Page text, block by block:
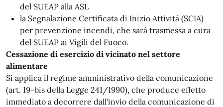
del SUEAP alla ASL
la Segnalazione Certificata di Inizio Attività (SCIA)
per prevenzione incendi, che sarà trasmessa a cura
del SUEAP ai Vigili del Fuoco.
Cessazione di esercizio di vicinato nel settore
alimentare
Si applica il regime amministrativo della comunicazione
(art. 19-bis della Legge 241/1990), che produce effetto
immediato a decorrere dall'invio della comunicazione di